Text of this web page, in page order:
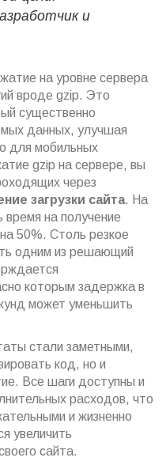
и
на уровне сервера
вроде gzip. Это
существенно
данных, улучшая
для мобильных
gzip на сервере, вы
через
загрузки сайта. На
время на получение
50%. Столь резкое
одним из решающий
которым задержка в
может уменьшить
стали заметными,
код, но и
Все шаги доступны и
расходов, что
и жизненно
увеличить
сайта.